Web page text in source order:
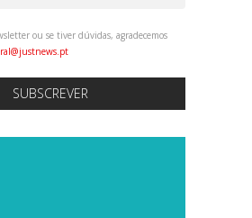
ou se tiver dúvidas, agradecemos
SUBSCREVER